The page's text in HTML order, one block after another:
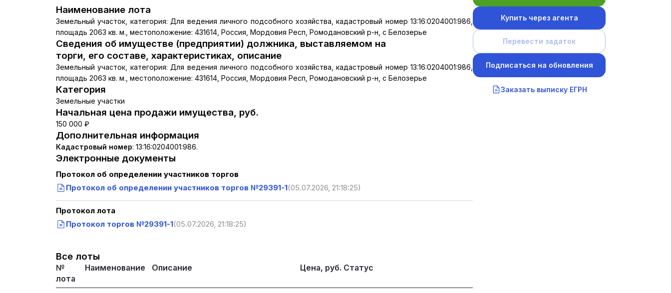
Наименование лота
Земельный участок, категория: Для ведения личного подсобного хозяйства, кадастровый номер 13:16:0204001:986,
площадь 2063 кв. м., местоположение: 431614, Россия, Мордовия Респ, Ромодановский р-н, с Белозерье
Сведения об имуществе (предприятии) должника, выставляемом на
торги, его составе, характеристиках, описание
Земельный участок, категория: Для ведения личного подсобного хозяйства, кадастровый номер 13:16:0204001:986,
площадь 2063 кв. м., местоположение: 431614, Россия, Мордовия Респ, Ромодановский р-н, с Белозерье
Категория
Земельные участки
Начальная цена продажи имущества, руб.
150 000 ₽
Дополнительная информация
Кадастровый номер: 13:16:0204001:986.
Электронные документы
Протокол об определении участников торгов
Протокол об определении участников торгов №29391-1(05.07.2026, 21:18:25)
Протокол лота
Протокол торгов №29391-1(05.07.2026, 21:18:25)
Все лоты
№
лота
Наименование Описание Цена, руб. Статус
Купить через агента
Перевести задаток
Подписаться на обновления
Заказать выписку ЕГРН